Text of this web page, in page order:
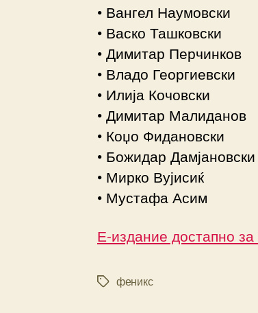
• Вангел Наумовски
• Васко Ташковски
• Димитар Перчинков
• Владо Георгиевски
• Илија Кочовски
• Димитар Малиданов
• Коџо Фидановски
• Божидар Дамјановски
• Мирко Вујисиќ
• Мустафа Асим
Е-издание достапно
Tagsфеникс